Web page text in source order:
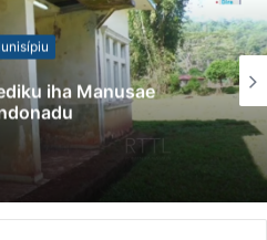
iha Manusae